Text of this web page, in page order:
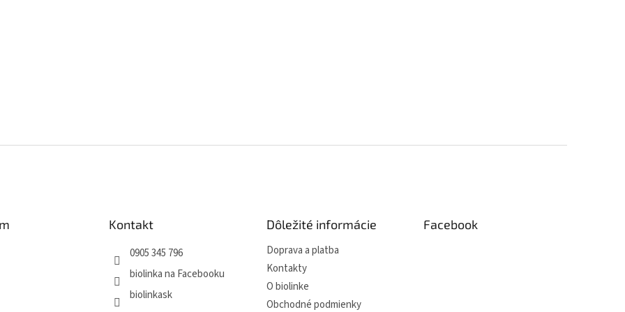
Kontakt
0905 345 796
biolinka na Facebooku
biolinkask
Dôležité informácie
Doprava a platba
Kontakty
O biolinke
Obchodné podmienky
Facebook